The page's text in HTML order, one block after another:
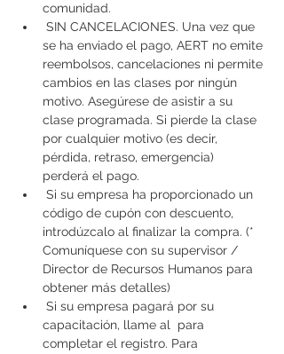
comunidad.
se ha enviado el pago, AERT no emite
reembolsos, cancelaciones ni permite
cambios en las clases por ningún
motivo. Asegúrese de asistir a su
clase programada. Si pierde la clase
por cualquier motivo (es decir,
pérdida, retraso, emergencia)
perderá el pago.
código de cupón con descuento,
introdúzcalo al finalizar la compra. (*
Comuníquese con su supervisor /
Director de Recursos Humanos para
obtener más detalles)
capacitación, llame al
para
completar el registro. Para